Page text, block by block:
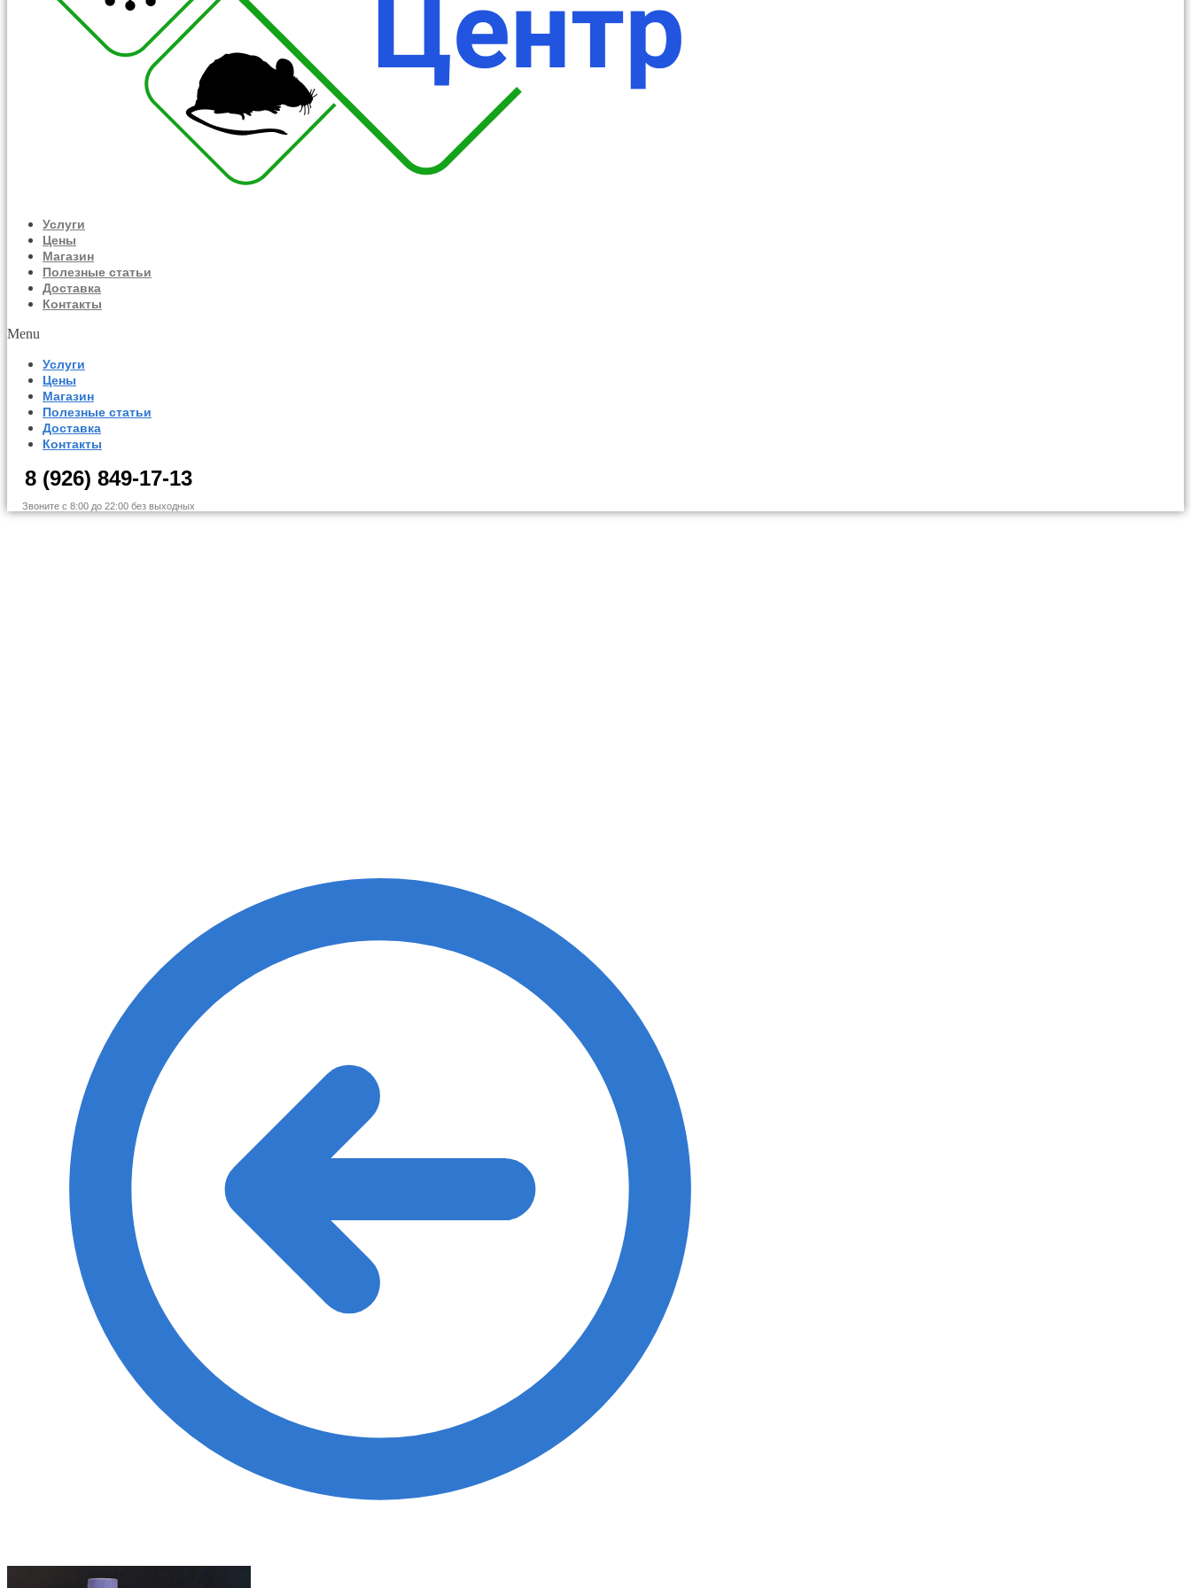
Услуги
Цены
Магазин
Полезные статьи
Доставка
Контакты
Menu
Услуги
Цены
Магазин
Полезные статьи
Доставка
Контакты
8 (926) 849-17-13
Звоните с 8:00 до 22:00 без выходных